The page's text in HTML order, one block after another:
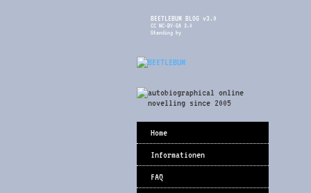
BEETLEBUM BLOG v3.0
CC NC-BY-SA 3.0
Standing by
Home
Informationen
FAQ